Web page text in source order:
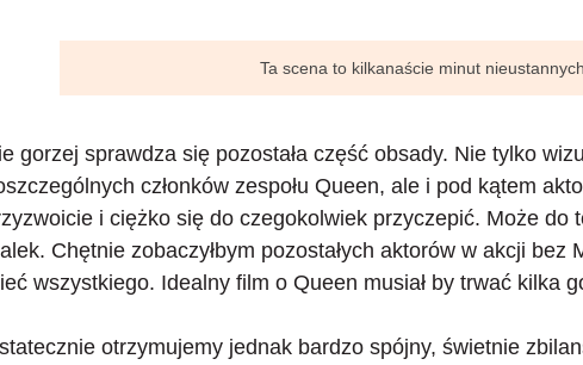
Ta scena to kilkanaście minut
gorzej sprawdza się pozostała część obsady. Nie tylko
członków zespołu Queen, ale i pod kątem
i ciężko się do czegokolwiek przyczepić. Może do
Chętnie zobaczyłbym pozostałych aktorów w akcji bez
wszystkiego. Idealny film o Queen musiał by trwać kilka
otrzymujemy jednak bardzo spójny, świetnie